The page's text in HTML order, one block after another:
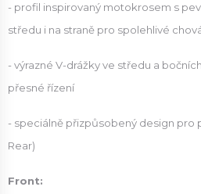
- profil inspirovaný motokrosem s
středu i na straně pro spolehlivé
- výrazné V-drážky ve středu a
přesné řízení
- speciálně přizpůsobený design pro
Rear)
Front: